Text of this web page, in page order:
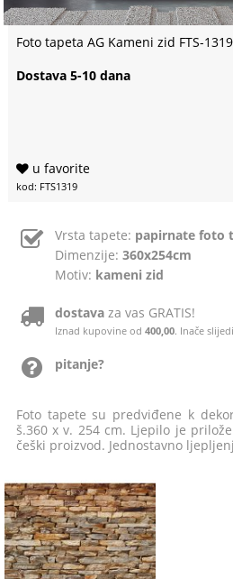
Foto tapeta AG Kameni zid FTS-
Dostava 5-10 dana
u favorite
kod: FTS1319
Vrsta tapete: papirnate foto
Dimenzije: 360x254cm
Motiv: kameni zid
dostavaza vas GRATIS!
Iznad kupovine od 400,00. Inače
pitanje?
Foto tapete su predviđene k
š.360 x v. 254 cm. Ljepilo je
češki proizvod. Jednostavno